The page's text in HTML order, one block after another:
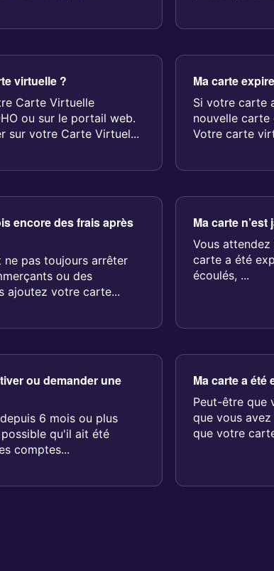
virtuelle ?
Carte Virtuelle
ou sur le portail web.
sur votre Carte Virtuel...
Ma carte
Si votre carte
nouvelle carte
Votre carte
encore des frais après
pas toujours arrêter
ou des
ajoutez votre carte...
Ma carte
Vous
carte a été
écoulés, ...
ou demander une
6 mois ou plus
qu'il ait été
comptes...
Ma carte a été
Peut-être que
que vous
que votre